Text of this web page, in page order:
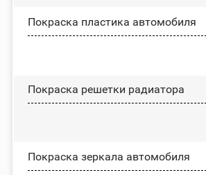
Покраска пластика автомобиля
Покраска решетки радиатора
Покраска зеркала автомобиля